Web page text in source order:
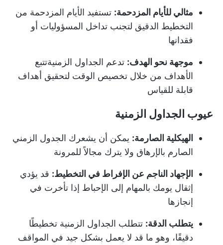
مثالي للأيام المزدحمة: تستفيد الأيام المزدحمة من
التخطيط الدقيق لتجنب تداخل المسؤوليات أو
فقدانها
موجهة نحو الهدف: تدعم الجداول الزمنيةتتبع
الأهداف من خلال تخصيص الوقت لتحقيق أهداف
قابلة للقياس
عيوب الجداول الزمنية
الهيكلية الصارمة: يمكن أن يشعرك الجدول الزمني
الصارم بالإرهاق ولا يترك مجالاً للمرونة
الإجهاد الناجم عن الإفراط في التخطيط: قد يؤدي
إثقال يومك بالمهام إلى الإحباط إذا تأخرت في
إنجازها
يتطلب الدقة: تتطلب الجداول الزمنية تخطيطًا
دقيقًا، وهو ما قد لا يعمل بشكل جيد في المواقف